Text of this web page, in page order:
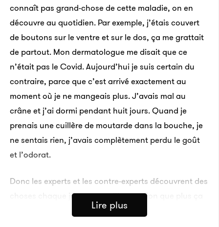
connaît pas grand-chose de cette maladie, on en
découvre au quotidien. Par exemple, j’étais couvert
de boutons sur le ventre et sur le dos, ça me grattait
de partout. Mon dermatologue me disait que ce
n’était pas le Covid. Aujourd’hui je suis certain du
contraire, parce que c’est arrivé exactement au
moment où je ne mangeais plus. J’avais mal au
crâne et j’ai dormi pendant huit jours. Quand je
prenais une cuillère de moutarde dans la bouche, je
ne sentais rien, j’avais complètement perdu le goût
et l’odorat.
Donc les experts et les contre-experts découvrent des
choses chaque jour et on a l’impression que plus ça
va, moins on n’en sait. Pour le moment, je ne peux
Lire plus